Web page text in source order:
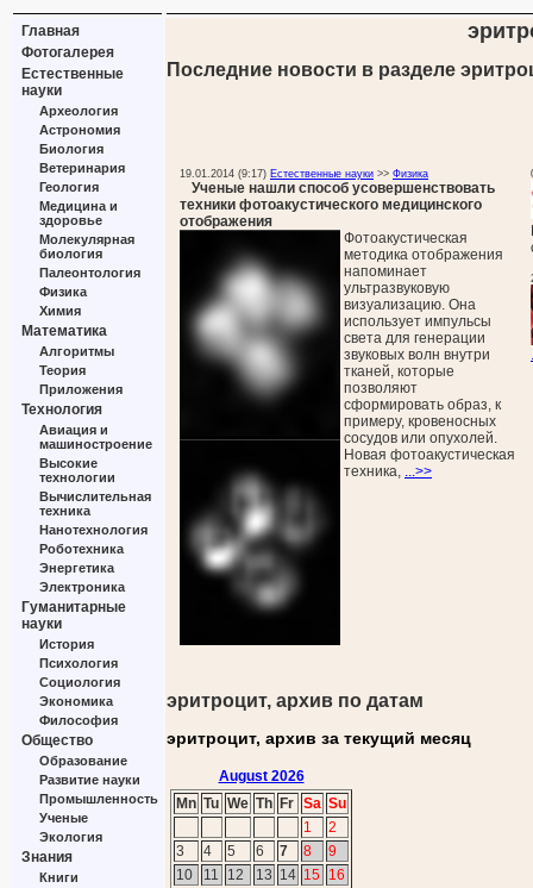
Главная
Фотогалерея
Естественные
науки
Археология
Астрономия
Биология
Ветеринария
Геология
Медицина и
здоровье
Молекулярная
биология
Палеонтология
Физика
Химия
Математика
Алгоритмы
Теория
Приложения
Технология
Авиация и
машиностроение
Высокие
технологии
Вычислительная
техника
Нанотехнология
Роботехника
Энергетика
Электроника
Гуманитарные
науки
История
Психология
Социология
Экономика
Философия
Общество
Образование
Развитие науки
Промышленность
Ученые
Экология
Знания
Книги
Последние новости в разделе
19.01.2014 (9:17) Естественные науки >> Физика
Ученые нашли способ усовершенствовать
техники фотоакустического медицинского
отображения
Фотоакустическая
методика отображения
напоминает
ультразвуковую
визуализацию. Она
использует импульсы
света для генерации
звуковых волн внутри
тканей, которые
позволяют
сформировать образ, к
примеру, кровеносных
сосудов или опухолей.
Новая фотоакустическая
техника,
...>>
эритроцит, архив по датам
эритроцит, архив за текущий месяц
August 2026
Mn Tu We Th Fr Sa Su
1
2
3
4 5 6 7 8
9
10
11 12 13 14 15
16